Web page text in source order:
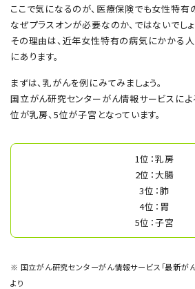
ここで気になるのが、医療保険でも女性特有
なぜプラスオンが必要なのか、ではないでしょ
その理由は、近年女性特有の病気にかかる
にあります。
まずは、乳がんを例にみてみましょう。
国立がん研究センターがん情報サービスによ
位が乳房、5位が子宮となっています。
1位：乳房
2位：大腸
3位：肺
4位：胃
5位：子宮
※ 国立がん研究センターがん情報サービス「最新が
より